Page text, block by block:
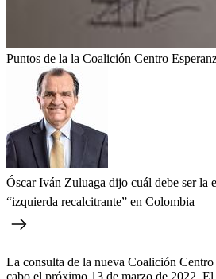
Puntos de la la Coalición Centro
Óscar Iván Zuluaga dijo cuál debe ser la
“izquierda recalcitrante” en Colombia
La consulta de la nueva Coalición Centro
cabo el próximo 13 de marzo de 2022.